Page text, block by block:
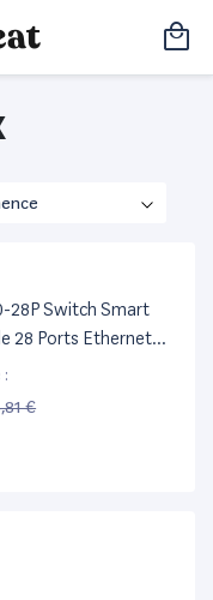
28P Switch Smart
28 Ports Ethernet
Poe- Idéal Pour
Et Réseaux
:
€